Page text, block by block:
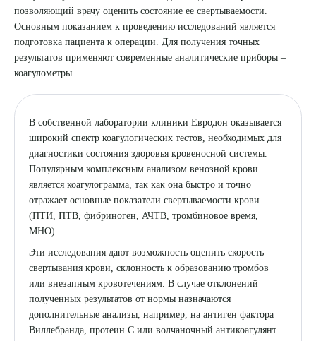
8 (863) 309-05-06
ЗАКАЗАТЬ ЗВОНОК
позволяющий врачу оценить состояние ее свертываемости.
Основным показанием к проведению исследований является
подготовка пациента к операции. Для получения точных
результатов применяют современные аналитические приборы –
коагулометры.
В собственной лаборатории клиники Евродон оказывается
широкий спектр коагулогических тестов, необходимых для
диагностики состояния здоровья кровеносной системы.
Популярным комплексным анализом венозной крови
является коагулограмма, так как она быстро и точно
отражает основные показатели свертываемости крови
(ПТИ, ПТВ, фибриноген, АЧТВ, тромбиновое время,
МНО).
Эти исследования дают возможность оценить скорость
свертывания крови, склонность к образованию тромбов
или внезапным кровотечениям. В случае отклонений
полученных результатов от нормы назначаются
дополнительные анализы, например, на антиген фактора
Виллебранда, протеин С или волчаночный антикоагулянт.